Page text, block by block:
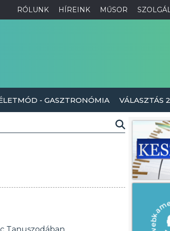
RÓLUNK HÍREINK MŰSOR
- GASZTRONÓMIA VÁLASZTÁS